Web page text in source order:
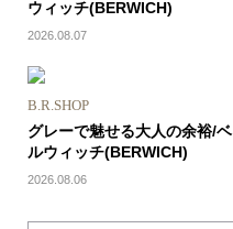
ウィッチ(BERWICH)
2026.08.07
B.R.SHOP
グレーで魅せる大人の余裕/ベ
ルウィッチ(BERWICH)
2026.08.06